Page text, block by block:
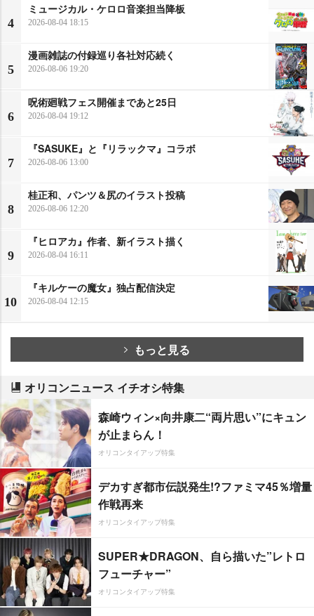
4
ミュージカル・ケロロ音楽担当降板
2026-08-04 18:15
5
漫画雑誌の付録巡り各社対応続く
2026-08-06 19:20
6
呪術廻戦フェス開催まであと25日
2026-08-04 19:12
7
『SASUKE』と『リラックマ』コラボ
2026-08-06 13:00
8
桂正和、パンツ＆尻のイラスト投稿
2026-08-06 12:20
9
『ヒロアカ』作者、新イラスト描く
2026-08-04 16:11
10
『キルケーの魔女』独占配信決定
2026-08-04 12:15
もっと見る
オリコンニュース イチオシ特集
森崎ウィン×向井康二“両片思い”にキュン
が止まらん！
オリコンタイアップ特集
デカすぎ都市伝説発生!?ファミマ45％増量
作戦再来
オリコンタイアップ特集
SUPER★DRAGON、自ら描いた”レトロ
フューチャー”
オリコンタイアップ特集